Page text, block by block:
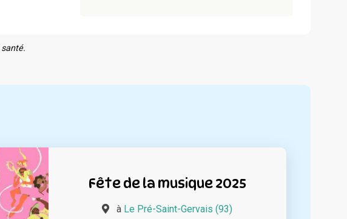
Fête de la musique 2025
à Le Pré-Saint-Gervais (93)